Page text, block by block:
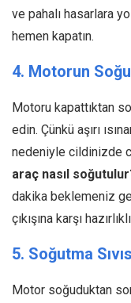
ve pahalı hasarlara
hemen kapatın.
4. Motorun
Motoru kapattıktan
edin. Çünkü aşırı
nedeniyle cildinizde
araç nasıl soğutulur
dakika beklemeniz
çıkışına karşı
5. Soğutma
Motor soğuduktan